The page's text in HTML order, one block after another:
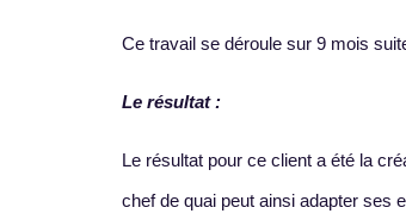
Ce travail se déroule sur 9 mois
Le résultat :
Le résultat pour ce client a été la
chef de quai peut ainsi adapter ses